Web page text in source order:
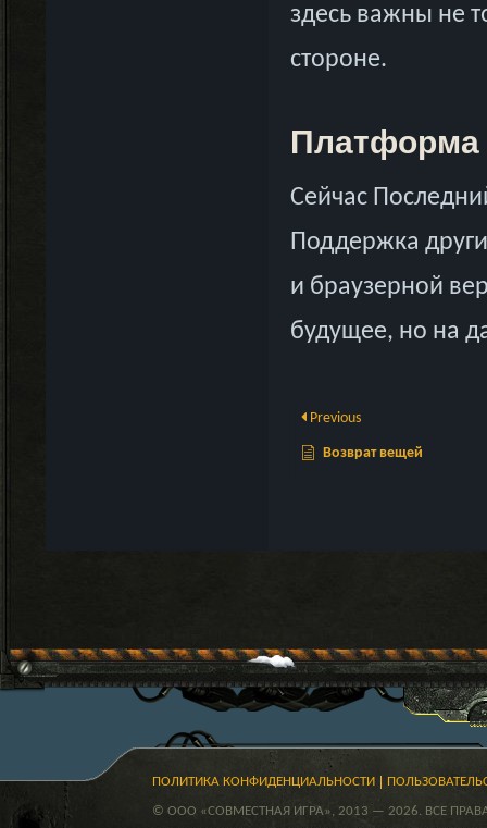
здесь важны не
стороне.
Платформа
Сейчас
Поддержка
и браузерной
будущее, но на
Previous
Возврат вещей
ПОЛИТИКА КОНФИДЕНЦИАЛЬНОСТИ
© ООО «СОВМЕСТНАЯ ИГРА», 2013 — 2026. ВСЕ